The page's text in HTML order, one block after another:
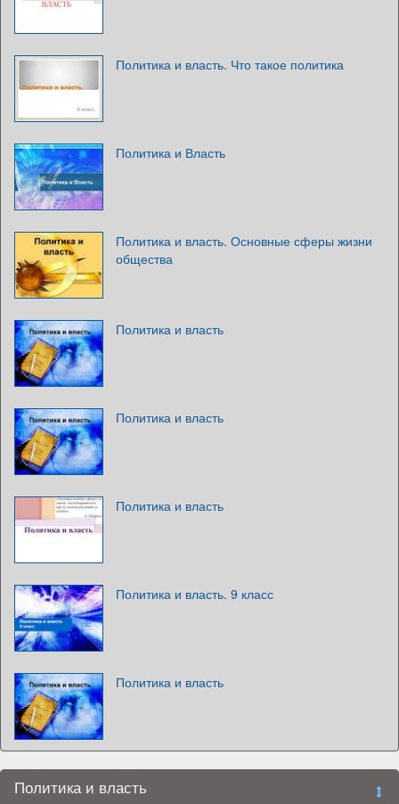
Политика и власть. Что такое политика
Политика и Власть
Политика и власть. Основные сферы жизни
общества
Политика и власть
Политика и власть
Политика и власть
Политика и власть. 9 класс
Политика и власть
Политика и власть